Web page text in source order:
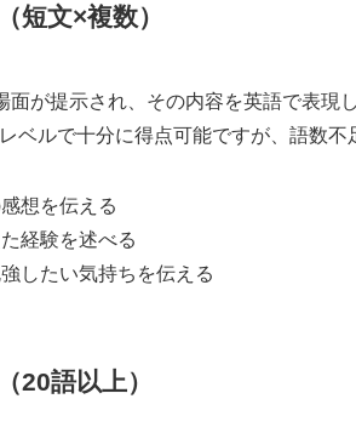
短文×複数）
面が提示され、その内容を英語で表現
ベルで十分に得点可能ですが、語数不
想を伝える
経験を述べる
したい気持ちを伝える
20語以上）